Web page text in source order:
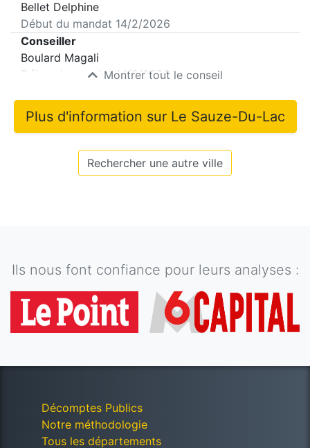
Bellet Delphine
Début du mandat 14/2/2026
Conseiller
Boulard Magali
Début du mandat14/2/2026
Montrer tout le conseil
Plus d'information sur Le Sauze-Du-Lac
Rechercher une autre ville
Ils nous font confiance pour leurs analyses :
Décomptes Publics
Notre méthodologie
Tous les départements